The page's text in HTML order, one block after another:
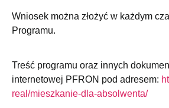
Wniosek można złożyć w każdym
Programu.
Treść programu oraz innych
internetowej PFRON pod adresem:
real/mieszkanie-dla-absolwenta/